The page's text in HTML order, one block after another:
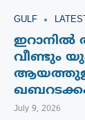
GULF
ഇറാനിൽ
വീണ്ടും
July 9, 2026